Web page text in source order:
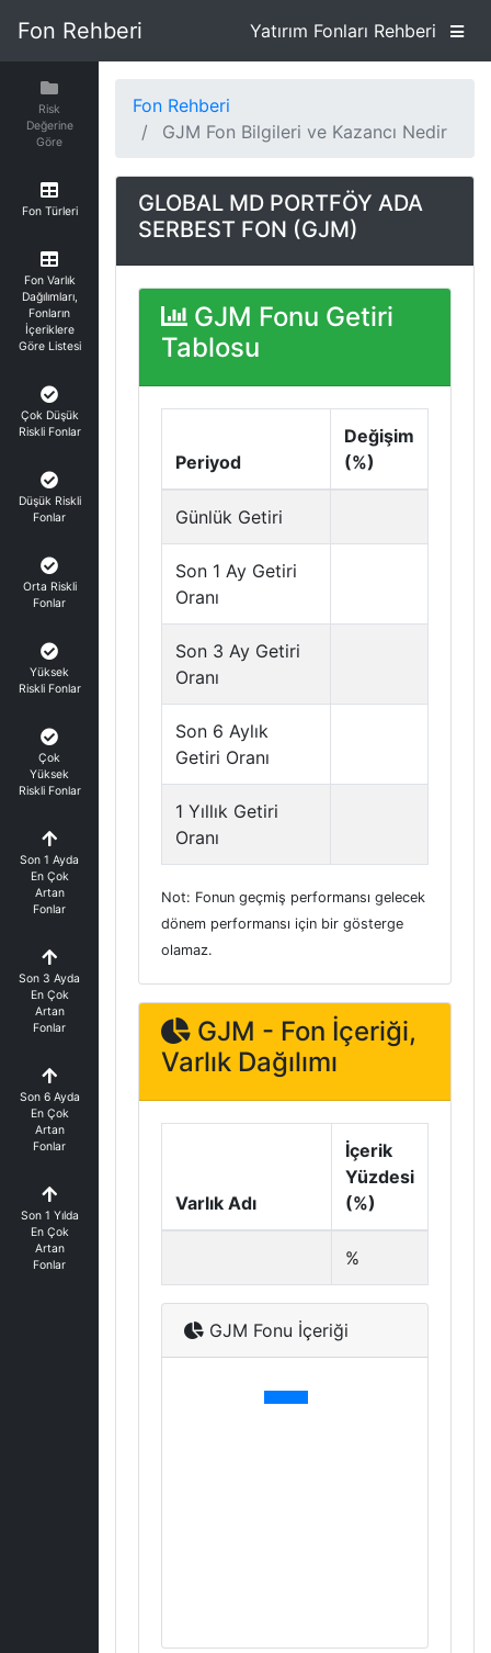
Fon Rehberi Yatırım Fonları Rehberi
Risk
Değerine
Göre
Fon Türleri
Fon Varlık
Dağılımları,
Fonların
İçeriklere
Göre Listesi
Çok Düşük
Riskli Fonlar
Düşük Riskli
Fonlar
Orta Riskli
Fonlar
Yüksek
Riskli Fonlar
Çok
Yüksek
Riskli Fonlar
Son 1 Ayda
En Çok
Artan
Fonlar
Son 3 Ayda
En Çok
Artan
Fonlar
Son 6 Ayda
En Çok
Artan
Fonlar
Son 1 Yılda
En Çok
Artan
Fonlar
Fon Rehberi
GJM Fon Bilgileri ve Kazancı Nedir
GLOBAL MD PORTFÖY ADA
SERBEST FON (GJM)
GJM Fonu Getiri
Tablosu
Periyod
Değişim
(%)
Günlük Getiri
Son 1 Ay Getiri
Oranı
Son 3 Ay Getiri
Oranı
Son 6 Aylık
Getiri Oranı
1 Yıllık Getiri
Oranı
Not: Fonun geçmiş performansı gelecek
dönem performansı için bir gösterge
olamaz.
GJM - Fon İçeriği,
Varlık Dağılımı
Varlık Adı
İçerik
Yüzdesi
(%)
%
GJM Fonu İçeriği